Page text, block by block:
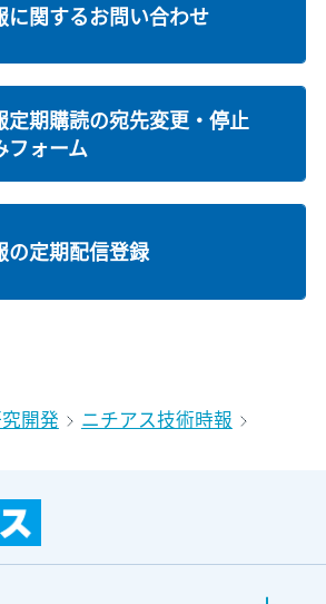
に関するお問い合わせ
定期購読の宛先変更・停止
フォーム
の定期配信登録
開発
ニチアス技術時報